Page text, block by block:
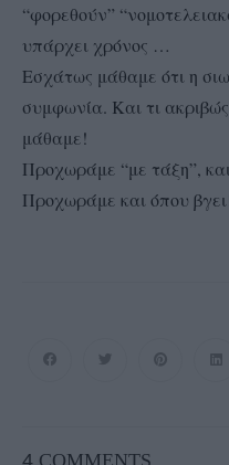
“φορεθούν”
υπάρχει χρόνος …
Εσχάτως μάθαμε ότι η
συμφωνία. Και τι
μάθαμε!
Προχωράμε “με τάξη”,
Προχωράμε και όπου
4 COMMENTS